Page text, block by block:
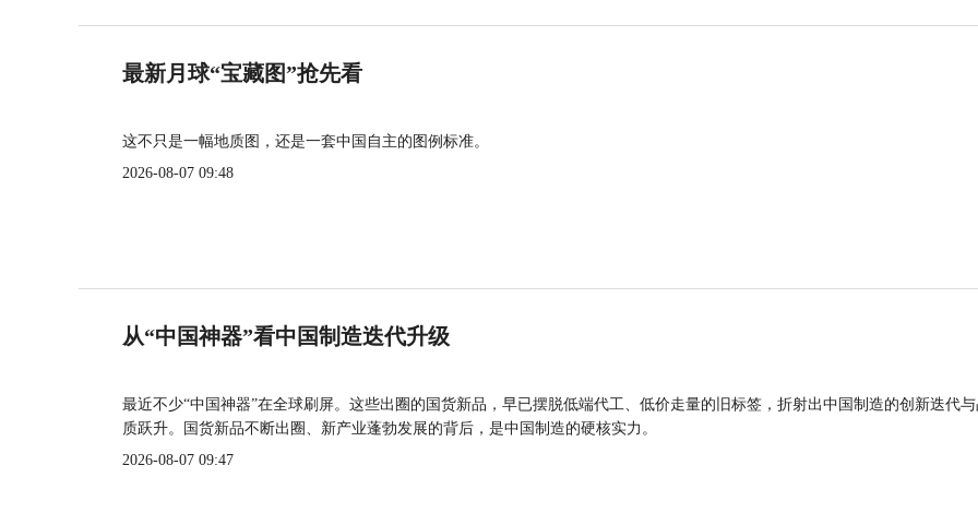
最新月球“宝藏图”抢先看
这不只是一幅地质图，还是一套中国自主的图例标准。
2026-08-07 09:48
从“中国神器”看中国制造迭代升级
最近不少“中国神器”在全球刷屏。这些出圈的国货新品，早已摆脱低端代工、低价走量的旧标签，折射出中国制造的创新迭代
质跃升。国货新品不断出圈、新产业蓬勃发展的背后，是中国制造的硬核实力。
2026-08-07 09:47